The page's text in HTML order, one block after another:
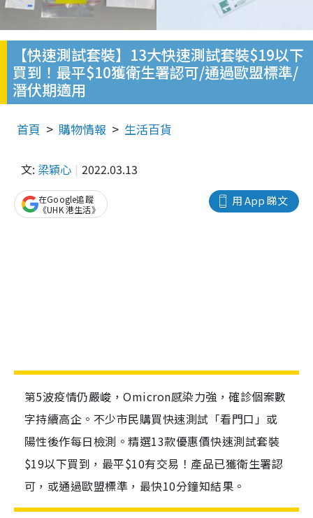
【快速測試套裝】13大快速測試套裝$19以下
買到！最平$10獲衛生署認可/通過歐盟標準/
潛伏期適用
首頁 購物情報 生活百貨
文: 梁穎心 2022.03.13
用 App 睇文
在Google追蹤
《UHK 港生活》
第5波疫情仍嚴峻，Omicron感染力強，確診個案數
字持續高企。不少市民購買快速測試「看門口」或
陽性後作每日檢測。精選13款優惠價快速測試套裝
$19以下買到，最平$10有交易！產品已獲衛生署認
可，或通過歐盟標準，最快10分鐘知結果。